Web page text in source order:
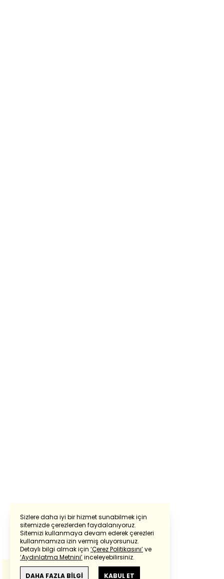
Sizlere daha iyi bir hizmet sunabilmek için
sitemizde çerezlerden faydalanıyoruz.
Sitemizi kullanmaya devam ederek çerezleri
kullanmamıza izin vermiş oluyorsunuz.
Detaylı bilgi almak için ‘Çerez Politikasını’ve
‘Aydınlatma Metnini’inceleyebilirsiniz.
DAHA FAZLA BİLGİ KABUL ET
Powered by Translate
Bu çevirideGoogle Transletekullanılmıştır.
Anlam ve çeviri hatalarından
haberturk.com